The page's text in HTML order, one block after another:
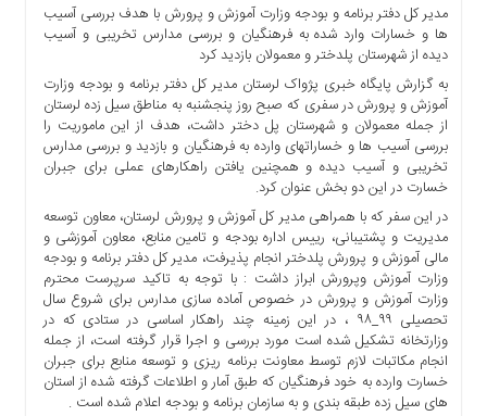
برگه
نمونه
تعرفه
درباره
اخبار
سایت
ارتباط
برگه
نمونه
تعرفه
مدیر کل دفتر برنامه و بودجه وزارت آموزش و پرورش با هدف بررسی آسیب
ها و خسارات وارد شده به فرهنگیان و بررسی مدارس تخریبی و آسیب
دیده از شهرستان پلدختر و معمولان بازدید کرد
به گزارش پایگاه خبری پژواک لرستان مدیر کل دفتر برنامه و بودجه وزارت
آموزش و پرورش در سفری که صبح روز پنجشنبه به مناطق سیل زده لرستان
از جمله معمولان و شهرستان پل دختر داشت، هدف از این ماموریت را
بررسی آسیب ها و خساراتهای وارده به فرهنگیان و بازدید و بررسی مدارس
تخریبی و آسیب دیده و همچنین یافتن راهکارهای عملی برای جبران
خسارت در این دو بخش عنوان کرد.
در این سفر که با همراهی مدیر کل آموزش و پرورش لرستان، معاون توسعه
مدیریت و پشتیبانی، رییس اداره بودجه و تامین منابع، معاون آموزشی و
مالی آموزش و پرورش پلدختر انجام پذیرفت، مدیر کل دفتر برنامه و بودجه
وزارت آموزش وپرورش ابراز داشت : با توجه به تاکید سرپرست محترم
وزارت آموزش و پرورش در خصوص آماده سازی مدارس برای شروع سال
تحصیلی ۹۹_۹۸ ، در این زمینه چند راهکار اساسی در ستادی که در
وزارتخانه تشکیل شده است مورد بررسی و اجرا قرار گرفته است، از جمله
انجام مکاتبات لازم توسط معاونت برنامه ریزی و توسعه منابع برای جبران
خسارت وارده به خود فرهنگیان که طبق آمار و اطلاعات گرفته شده از استان
های سیل زده طبقه بندی و به سازمان برنامه و بودجه اعلام شده است .